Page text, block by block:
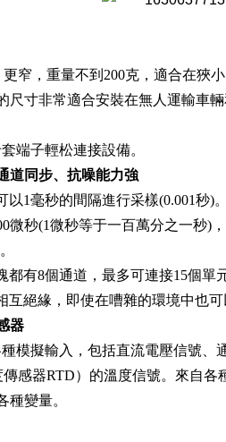
窄，重量不到200克，適合在狹
尺寸非常適合安裝在無人運輸車
端子輕松連接設備。
道同步、抗噪能力強
1毫秒的間隔進行采樣(0.001秒)。
微秒(1微秒等于一百萬分之一秒)
都有8個通道，最多可連接15個單
互絕緣，即使在嘈雜的環境中也可
器
模擬輸入，包括直流電壓信號、
感器RTD）的溫度信號。來自
種變量。